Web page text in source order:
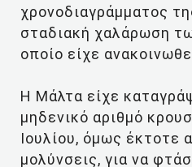
χρονοδιαγράμματος
σταδιακή χαλάρωση
οποίο είχε
Η Μάλτα είχε
μηδενικό αριθμό
Ιουλίου, όμως έκτοτε
μολύνσεις, για να